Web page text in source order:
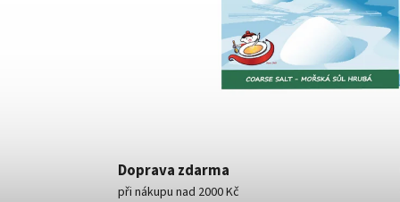
Doprava zdarma
při nákupu nad 2000 Kč